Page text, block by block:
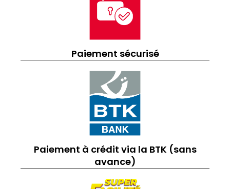
Paiement sécurisé
Paiement à crédit via la BTK (sans
avance)